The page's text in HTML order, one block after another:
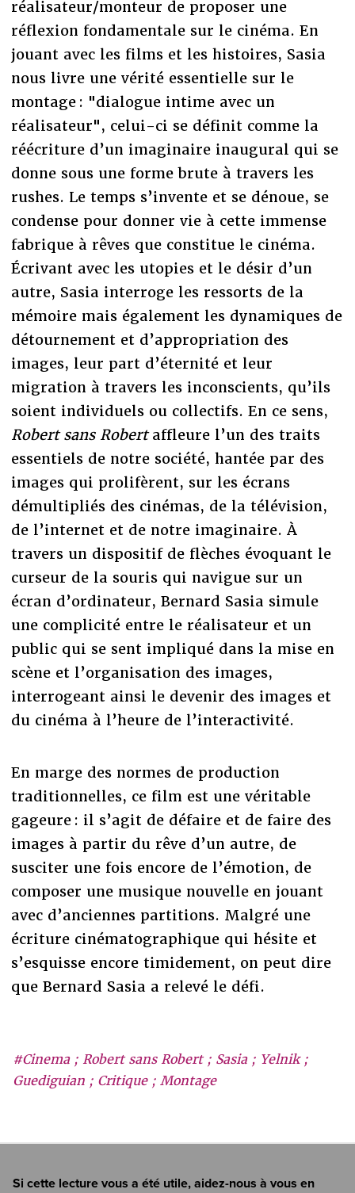
#Cinema ; Robert sans Robert ; Sasia ; Yelnik ;
Guediguian ; Critique ; Montage
réalisateur/monteur de proposer une
réflexion fondamentale sur le cinéma. En
jouant avec les films et les histoires, Sasia
nous livre une vérité essentielle sur le
montage : "dialogue intime avec un
réalisateur", celui-ci se définit comme la
réécriture d’un imaginaire inaugural qui se
donne sous une forme brute à travers les
rushes. Le temps s’invente et se dénoue, se
condense pour donner vie à cette immense
fabrique à rêves que constitue le cinéma.
Écrivant avec les utopies et le désir d’un
autre, Sasia interroge les ressorts de la
mémoire mais également les dynamiques de
détournement et d’appropriation des
images, leur part d’éternité et leur
migration à travers les inconscients, qu’ils
soient individuels ou collectifs. En ce sens,
Robert sans Robertaffleure l’un des traits
essentiels de notre société, hantée par des
images qui prolifèrent, sur les écrans
démultipliés des cinémas, de la télévision,
de l’internet et de notre imaginaire. À
travers un dispositif de flèches évoquant le
curseur de la souris qui navigue sur un
écran d’ordinateur, Bernard Sasia simule
une complicité entre le réalisateur et un
public qui se sent impliqué dans la mise en
scène et l’organisation des images,
interrogeant ainsi le devenir des images et
du cinéma à l’heure de l’interactivité.
En marge des normes de production
traditionnelles, ce film est une véritable
gageure : il s’agit de défaire et de faire des
images à partir du rêve d’un autre, de
susciter une fois encore de l’émotion, de
composer une musique nouvelle en jouant
avec d’anciennes partitions. Malgré une
écriture cinématographique qui hésite et
s’esquisse encore timidement, on peut dire
que Bernard Sasia a relevé le défi.
Si cette lecture vous a été utile, aidez-nous à vous en